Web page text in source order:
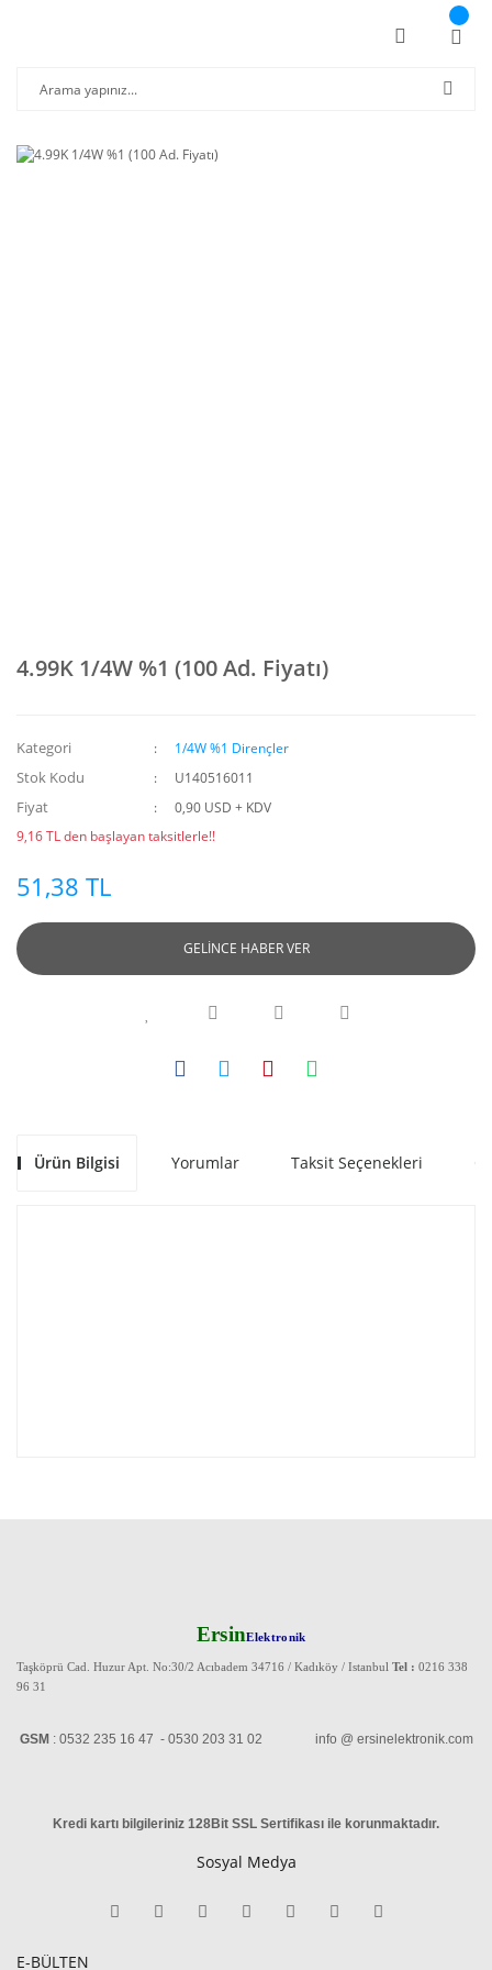
4.99K 1/4W %1 (100 Ad. Fiyatı)
Kategori 1/4W %1 Dirençler
Stok Kodu U140516011
Fiyat
0,90 USD + KDV
9,16 TL den başlayan taksitlerle!!
51,38 TL
GELİNCE HABER VER
Ürün Bilgisi Yorumlar Taksit Seçenekleri
ErsinElektronik
Taşköprü Cad. Huzur Apt. No:30/2 Acıbadem 34716 / Kadıköy / Istanbul Tel : 0216 338
96 31
GSM : 0532 235 16 47 - 0530 203 31 02 info @ ersinelektronik.com
Kredi kartı bilgileriniz 128Bit SSL Sertifikası ile korunmaktadır.
Sosyal Medya
E-BÜLTEN